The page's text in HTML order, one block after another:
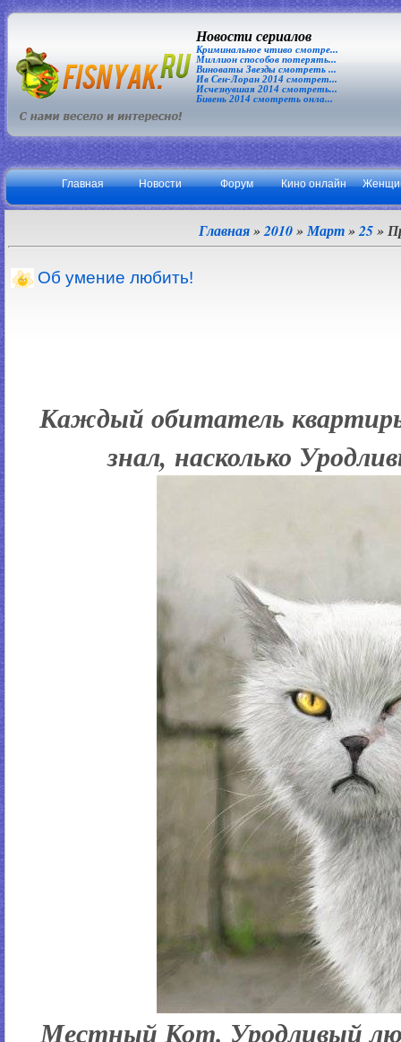
Новости сериалов
Криминальное чтиво смотре...
Миллион способов потерять...
Виноваты Звезды смотреть ...
Ив Сен-Лоран 2014 смотрет...
Исчезнувшая 2014 смотреть...
Бивень 2014 смотреть онла...
Главная Новости Форум Кино онлайн
Главная»2010 » Март » 25»
Об умение любить!
Каждый обитатель
знал, насколько
Местный Кот. Уродливый